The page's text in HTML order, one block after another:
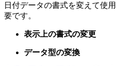
日付データの書式を変えて使
要です。
表示上の書式の変更
データ型の変換